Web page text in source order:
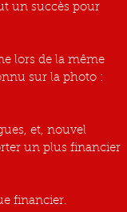
un succès pour
lors de la même
sur la photo :
et, nouvel
un plus financier
financier.